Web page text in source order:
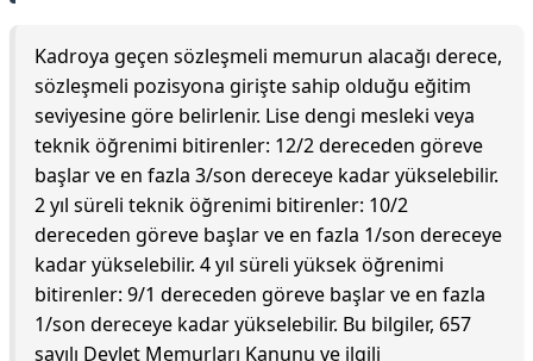
Kadroya geçen sözleşmeli memurun alacağı derece,
sözleşmeli pozisyona girişte sahip olduğu eğitim
seviyesine göre belirlenir. Lise dengi mesleki veya
teknik öğrenimi bitirenler: 12/2 dereceden göreve
başlar ve en fazla 3/son dereceye kadar yükselebilir.
2 yıl süreli teknik öğrenimi bitirenler: 10/2
dereceden göreve başlar ve en fazla 1/son dereceye
kadar yükselebilir. 4 yıl süreli yüksek öğrenimi
bitirenler: 9/1 dereceden göreve başlar ve en fazla
1/son dereceye kadar yükselebilir. Bu bilgiler, 657
sayılı Devlet Memurları Kanunu ve ilgili